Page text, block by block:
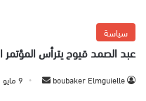
سياسة
عبد الصمد قيوح يترأس المؤتمر
boubaker Elmguielle 9 مايو 2026